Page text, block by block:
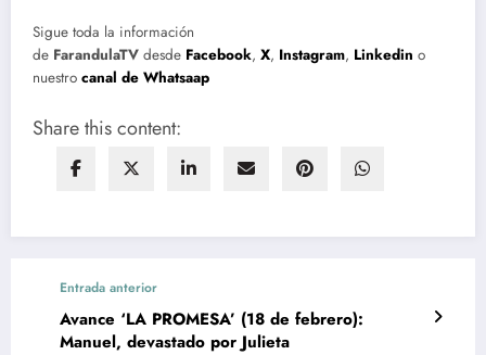
Sigue toda la información
de FarandulaTV desde Facebook, X, Instagram, Linkedin o
nuestro canal de Whatsaap
Share this content:
Entrada anterior
Avance ‘LA PROMESA’ (18 de febrero):
Manuel, devastado por Julieta